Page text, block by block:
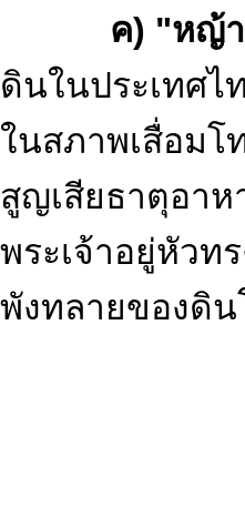
ค) "หญ้
ดินในประเทศ
ในสภาพเสื่อมโ
สูญเสียธาตุอา
พระเจ้าอยู่หัวท
พังทลายของดิ